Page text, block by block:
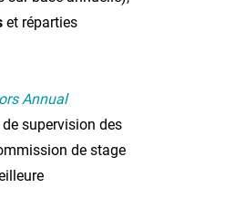
et réparties
Annual
supervision des
de stage